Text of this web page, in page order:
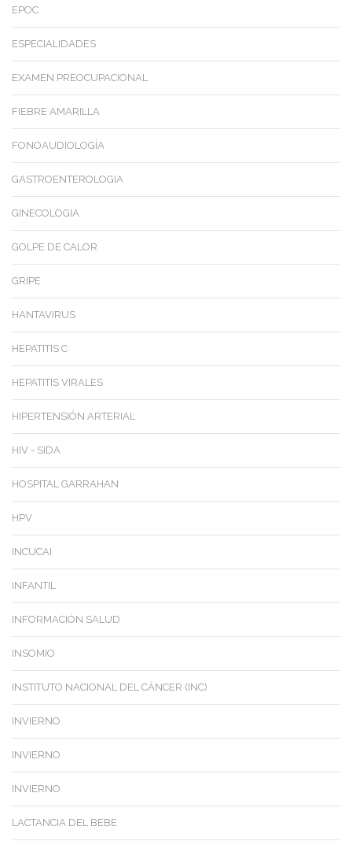
EPOC
ESPECIALIDADES
EXAMEN PREOCUPACIONAL
FIEBRE AMARILLA
FONOAUDIOLOGÍA
GASTROENTEROLOGIA
GINECOLOGIA
GOLPE DE CALOR
GRIPE
HANTAVIRUS
HEPATITIS C
HEPATITIS VIRALES
HIPERTENSIÓN ARTERIAL
HIV - SIDA
HOSPITAL GARRAHAN
HPV
INCUCAI
INFANTIL
INFORMACIÓN SALUD
INSOMIO
INSTITUTO NACIONAL DEL CÁNCER (INC)
INVIERNO
INVIERNO
INVIERNO
LACTANCIA DEL BEBE